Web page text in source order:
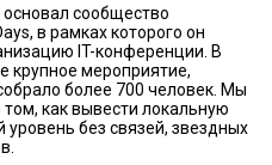
сообщество
в рамках которого он
IT-конференции. В
крупное мероприятие,
более 700 человек. Мы
как вывести локальную
без связей, звездных